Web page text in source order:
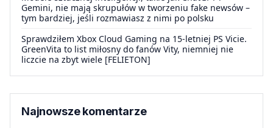
Gemini, nie mają skrupułów w tworzeniu fake newsów –
tym bardziej, jeśli rozmawiasz z nimi po polsku
Sprawdziłem Xbox Cloud Gaming na 15-letniej PS Vicie.
GreenVita to list miłosny do fanów Vity, niemniej nie
liczcie na zbyt wiele [FELIETON]
Najnowsze komentarze